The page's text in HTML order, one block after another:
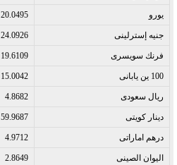
يورو​ 20.0495
جنيه إسترلينى​ 24.0926
فرنك سويسرى​ 19.6109
100 ين يابانى​ 15.0042
ريال سعودى​ 4.8682
دينار كويتى​ 59.9687
درهم اماراتى​ 4.9712
اليوان الصينى​ 2.8649